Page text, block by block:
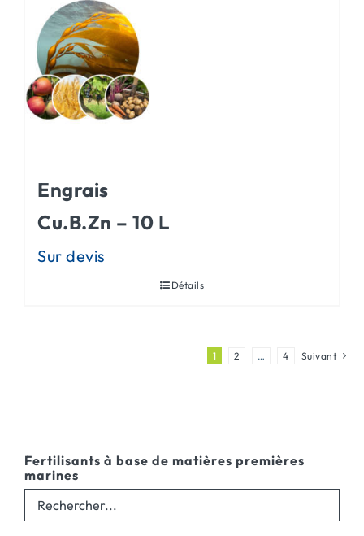
Engrais
Cu.B.Zn – 10 L
Détails
1 2 … 4 Suivant
Fertilisants à base de matières premières
marines